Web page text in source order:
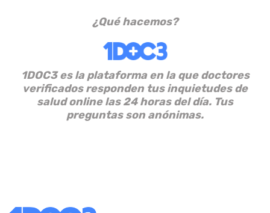
¿Qué hacemos?
1DOC3 es la plataforma en la que doctores
verificados responden tus inquietudes de
salud online las 24 horas del día. Tus
preguntas son anónimas.